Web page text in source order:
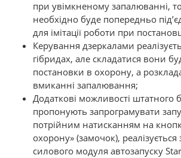
при увімкненому запалюванні,
необхідно буде попередньо
для імітації роботи при
Керування дзеркалами
гібридах, але складатися вони
постановки в охорону, а
вмиканні запалювання;
Додаткові можливості штатного
пропонують запрограмувати
потрійним натисканням на
охорону» (замочок),
силового модуля автозапуску